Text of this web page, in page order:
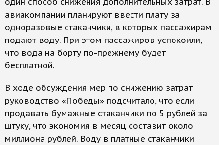
один способ снижения дополнительных затрат. В
авиакомпании планируют ввести плату за
одноразовые стаканчики, в которых пассажирам
подают воду. При этом пассажиров успокоили,
что вода на борту по-прежнему будет
бесплатной.
В ходе обсуждения мер по снижению затрат
руководство «Победы» подсчитало, что если
продавать бумажные стаканчики по 5 рублей за
штуку, что экономия в месяц составит около
миллиона рублей. Воду в платные стаканчики